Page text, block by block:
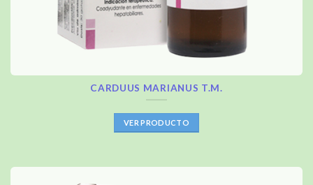
CARDUUS MARIANUS T.M.
VER PRODUCTO